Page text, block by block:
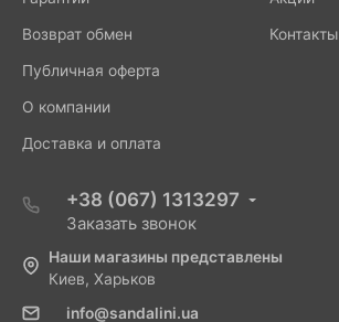
Возврат обмен
Публичная оферта
О компании
Доставка и оплата
Контакты
+38 (067) 1313297
Заказать звонок
Наши магазины представлены
Киев, Харьков
info@sandalini.ua